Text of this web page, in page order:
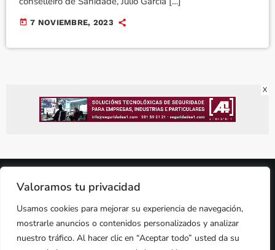
Valoramos tu privacidad
Usamos cookies para mejorar su experiencia de navegación,
mostrarle anuncios o contenidos personalizados y analizar
nuestro tráfico. Al hacer clic en “Aceptar todo” usted da su
today 7 NOVIEMBRE, 2023
X
2024 © PROPIEDAD DE DEZASETE MEDIA SL
COOKIES
AVISO LEGAL
PUBLICIDAD
CONTACTO